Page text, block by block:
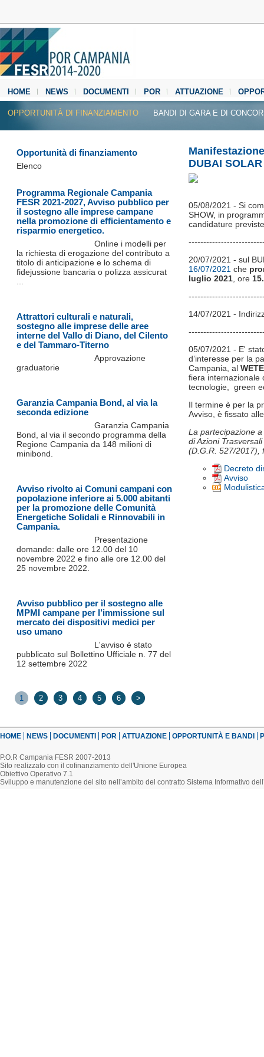
HOME NEWS DOCUMENTI POR ATTUAZIONE
MEDIA CENTER
OPPORTUNITÀ DI FINANZIAMENTO BANDI DI GARA E DI
DUBAI
05/08/2021 - Si
SHOW, in
candidature
20/07/2021 - sul
16/07/2021 che
luglio 2021 , ore
14/07/2021 -
05/07/2021 - E'
d’interesse per la
Campania, al
fiera internazionale
tecnologie, green
Il termine è per la
Avviso, è fissato
La partecipazione
di Azioni
(D.G.R. 527/2017),
Decreto
Avviso
Opportunità di finanziamento
Elenco
Programma Regionale Campania
FESR 2021-2027, Avviso pubblico per
il sostegno alle imprese campane
nella promozione di efficientamento e
risparmio energetico.
Online i modelli per
la richiesta di erogazione del contributo a
titolo di anticipazione e lo schema di
fidejussione bancaria o polizza assicurat
Attrattori culturali e naturali,
sostegno alle imprese delle aree
interne del Vallo di Diano, del Cilento
e del Tammaro-Titerno
Approvazione
graduatorie
Garanzia Campania Bond, al via la
seconda edizione
Garanzia Campania
Bond, al via il secondo programma della
Regione Campania da 148 milioni di
minibond.
Avviso rivolto ai Comuni campani con
popolazione inferiore ai 5.000 abitanti
per la promozione delle Comunità
Energetiche Solidali e Rinnovabili in
Campania.
Presentazione
domande: dalle ore 12.00 del 10
novembre 2022 e fino alle ore 12.00 del
25 novembre 2022.
Avviso pubblico per il sostegno alle
MPMI campane per l’immissione sul
mercato dei dispositivi medici per
uso umano
L'avviso è stato
pubblicato sul Bollettino Ufficiale n. 77 del
12 settembre 2022
1 2 3 4 5 6 >
HOME NEWS DOCUMENTI POR ATTUAZIONE OPPORTUNITÀ E BANDI
P.O.R Campania FESR 2007-2013
Sito realizzato con il cofinanziamento dell'Unione Europea
Obiettivo Operativo 7.1
Sviluppo e manutenzione del sito nell’ambito del contratto Sistema Informativo